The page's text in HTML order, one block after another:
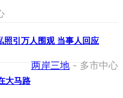
照引万人围观 当事人回应
两岸三地 - 多市中心
大马路